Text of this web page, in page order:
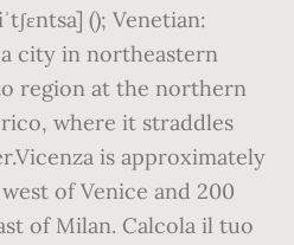
(); Venetian:
a city in northeastern
region at the northern
where it straddles
is approximately
of Venice and 200
of Milan. Calcola il tuo